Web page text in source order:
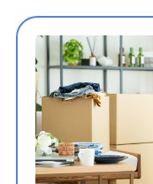
期費用だけでなく、安
見るべき部分が多くあ
いポイントも多いため
説します。 初期費用を抑えられるか 一人暮らしのスタートには、賃
貸契約や引越し、家具
す。このなかでも工夫
す。敷金・礼金なしの
ょう。テレルームでは
す。家賃1か月分相当の
い物件を見つける 家賃の1ヶ月分が仲介手数料の相場であり、家賃
の安い物件であれば必然と仲
賃10万円の物件であれ
まで仲介手数料を抑えられます。 さらに賃貸
は、仲介手数料の他に
礼金の相場は、家賃1～2ヶ月分です。 家
けでなく、初期費用全般の圧縮
トから申し込みしない SUUMOやアットホームなどの不動産情報サ
イトから申し込みをし
う。 手数料は不動産情報サイトに記載されていないケースが少なく
ありません。 たとえば、以下のSUUMOに掲載されている物件には
で、初期費用を抑えられるの
ずは話を聞いてみる ＜おすすめポイント＞・完全オンライン対応・
仲介手数料が0円～・無
サイト対応の充実した物件情報量 第2位 タダ
エリアを対象にオンライン対
件があれば、LINEで手軽に問い
自分で部屋を探すことです。 「不動産屋さんの提案を断り
「条件に合わない物件を紹介された」 こ
く、自分のペースでお部屋探しが
提案しないため、通常
てください。 2人暮らしの賃貸でおすすめの間取り 2人で暮らすため
りを選ぶことが大切で
る間取りを選ぶと、より快適
一緒に過ごす時間を大切にしたい方向け
したい方は1DK・1LDK
間取りでありながら、
ます。例えば、パート
過ごせます。他にも以下のような
べて家賃を抑えられることが多い ・広すぎない空
整理整頓の手間がかからない ・1人暮らしに多い1Kと比